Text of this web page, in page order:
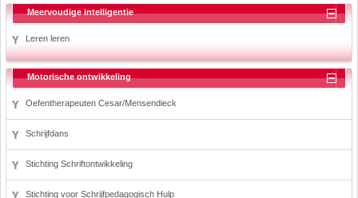
Meervoudige intelligentie
Leren leren
Motorische ontwikkeling
Oefentherapeuten Cesar/Mensendieck
Schrijfdans
Stichting Schriftontwikkeling
Stichting voor Schrijfpedagogisch Hulp